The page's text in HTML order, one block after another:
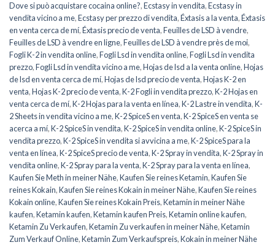
Dove si può acquistare cocaina online?,Ecstasy in vendita,Ecstasy in
vendita vicino a me,Ecstasy per prezzo di vendita,Éxtasis a la venta,Éxtasis
en venta cerca de mí,Éxtasis precio de venta,Feuilles de LSD à vendre,
Feuilles de LSD à vendre en ligne,Feuilles de LSD à vendre près de moi,
Fogli K-2 in vendita online,Fogli Lsd in vendita online,Fogli Lsd in vendita
prezzo,Fogli Lsd in vendita vicino a me,Hojas de lsd a la venta online,Hojas
de lsd en venta cerca de mí,Hojas de lsd precio de venta,Hojas K-2 en
venta,Hojas K-2 precio de venta,K-2 Fogli in vendita prezzo,K-2 Hojas en
venta cerca de mí,K-2 Hojas para la venta en línea,K-2 Lastre in vendita,K-
2 Sheets in vendita vicino a me,K-2 SpiceS en venta,K-2 SpiceS en venta se
acerca a mí,K-2 SpiceS in vendita,K-2 SpiceS in vendita online,K-2 SpiceS in
vendita prezzo,K-2 SpiceS in vendita si avvicina a me,K-2 SpiceS para la
venta en línea,K-2 SpiceS precio de venta,K-2 Spray in vendita,K-2 Spray in
vendita online,K-2 Spray para la venta,K-2 Spray para la venta en línea,
Kaufen Sie Meth in meiner Nähe,Kaufen Sie reines Ketamin,Kaufen Sie
reines Kokain,Kaufen Sie reines Kokain in meiner Nähe,Kaufen Sie reines
Kokain online,Kaufen Sie reines Kokain Preis,Ketamin in meiner Nähe
kaufen,Ketamin kaufen,Ketamin kaufen Preis,Ketamin online kaufen,
Ketamin Zu Verkaufen,Ketamin Zu verkaufen in meiner Nähe,Ketamin
Zum Verkauf Online,Ketamin Zum Verkaufspreis,Kokain in meiner Nähe